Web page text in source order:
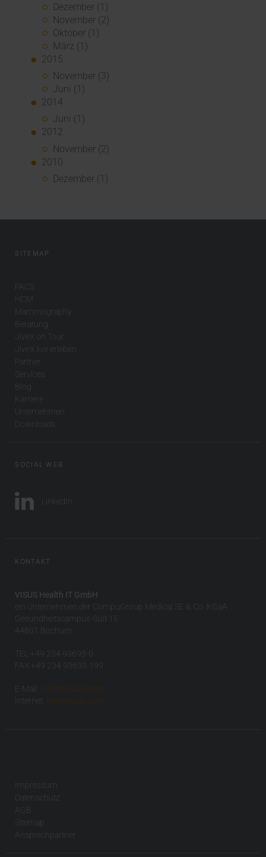
Dezember (1)
November (2)
Oktober (1)
März (1)
2015
November (3)
Juni (1)
2014
Juni (1)
2012
November (2)
2010
Dezember (1)
SITEMAP
PACS
HCM
Mammography
Beratung
JiveX on Tour
JiveX live erleben
Partner
Services
Blog
Karriere
Unternehmen
Downloads
SOCIAL WEB
LinkedIn
KONTAKT
VISUS Health IT GmbH
ein Unternehmen der CompuGroup Medical SE & Co. KGaA
Gesundheitscampus-Süd 15
44801 Bochum
TEL +49 234 93693-0
FAX +49 234 93693-199
E-Mail:
info(at)visus.com
Internet:
www.visus.com
Impressum
Datenschutz
AGB
Sitemap
Ansprechpartner